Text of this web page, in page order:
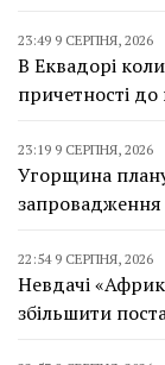
23:49 9 СЕРПНЯ, 2026
В Еквадорі
причетності
23:19 9 СЕРПНЯ, 2026
Угорщина
22:54 9 СЕРПНЯ, 2026
Невдачі
збільшити